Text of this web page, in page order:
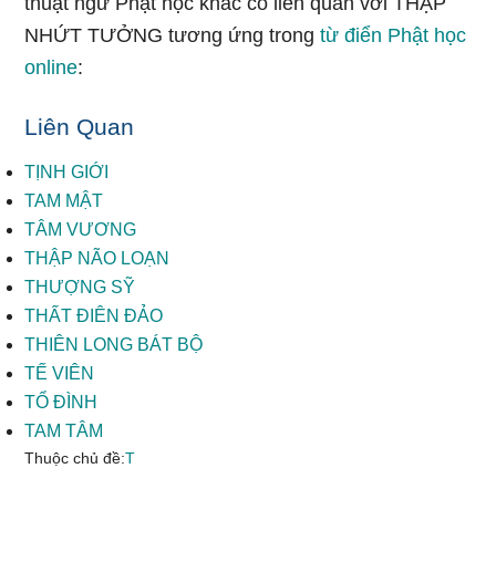
NHỨT TƯỞNG tương ứng trongtừ điển Phật học
online:
Liên Quan
TỊNH GIỚI
TAM MẬT
TÂM VƯƠNG
THẬP NÃO LOẠN
THƯỢNG SỸ
THẤT ĐIÊN ĐẢO
THIÊN LONG BÁT BỘ
TẾ VIÊN
TỔ ĐÌNH
TAM TÂM
Thuộc chủ đề:T